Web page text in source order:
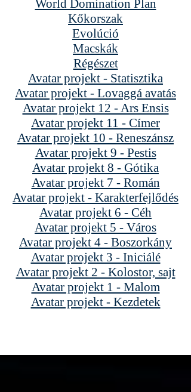
World Domination Plan
Kőkorszak
Evolúció
Macskák
Régészet
Avatar projekt - Statisztika
Avatar projekt - Lovaggá avatás
Avatar projekt 12 - Ars Ensis
Avatar projekt 11 - Címer
Avatar projekt 10 - Reneszánsz
Avatar projekt 9 - Pestis
Avatar projekt 8 - Gótika
Avatar projekt 7 - Román
Avatar projekt - Karakterfejlődés
Avatar projekt 6 - Céh
Avatar projekt 5 - Város
Avatar projekt 4 - Boszorkány
Avatar projekt 3 - Iniciálé
Avatar projekt 2 - Kolostor, sajt
Avatar projekt 1 - Malom
Avatar projekt - Kezdetek